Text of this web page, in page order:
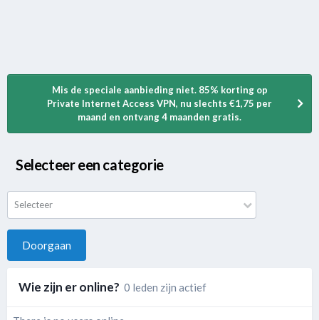
Mis de speciale aanbieding niet. 85% korting op
Private Internet Access VPN, nu slechts €1,75 per
maand en ontvang 4 maanden gratis.
Selecteer een categorie
Selecteer
Doorgaan
Wie zijn er online? 0 leden zijn actief